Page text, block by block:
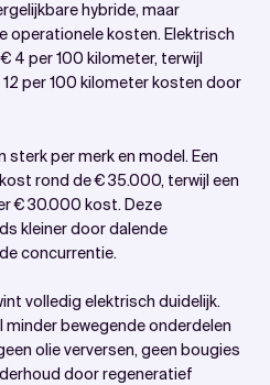
hybride, maar
operationele kosten. Elektrisch
4 per 100 kilometer, terwijl
per 100 kilometer kosten door
sterk per merk en model. Een
rond de € 35.000, terwijl een
€ 30.000 kost. Deze
kleiner door dalende
concurrentie.
volledig elektrisch duidelijk.
bewegende onderdelen
olie verversen, geen bougies
door regeneratief